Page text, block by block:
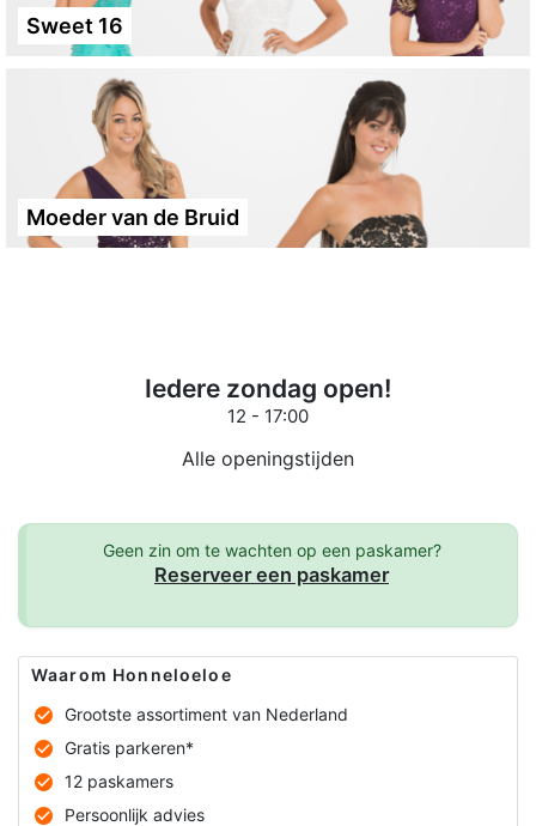
Sweet 16
Moeder van de Bruid
Iedere zondag open!
12 - 17:00
Alle openingstijden
Geen zin om te wachten op een paskamer?
Reserveer een paskamer
Waarom Honneloeloe
Grootste assortiment van Nederland
Gratis parkeren*
12 paskamers
Persoonlijk advies